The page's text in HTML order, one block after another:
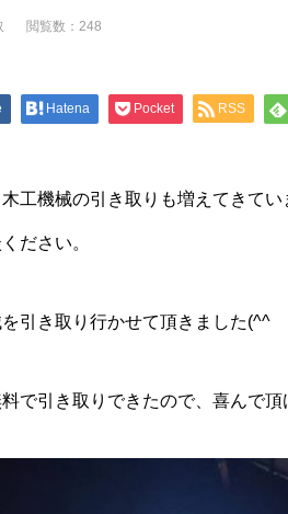
閲覧数：248
Hatena Pocket RSS
工機械の引き取りも増えてきて
ださい。
引き取り行かせて頂きました(^^
で引き取りできたので、喜んで頂